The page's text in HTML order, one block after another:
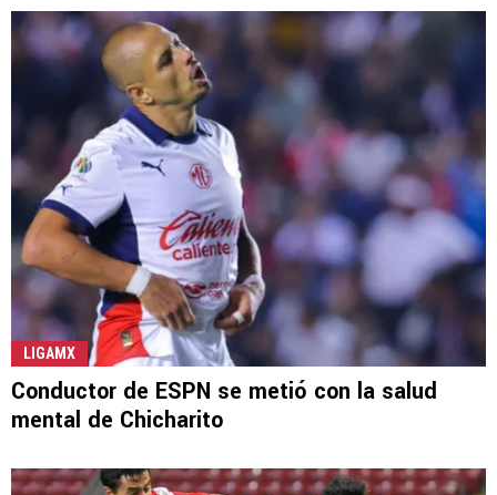
LIGAMX
Conductor de ESPN se metió con la salud
mental de Chicharito